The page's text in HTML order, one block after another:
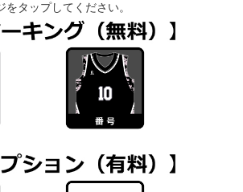
タップしてください。